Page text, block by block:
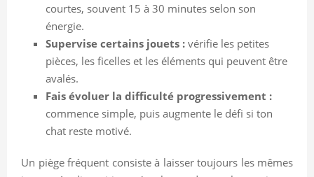
courtes, souvent 15 à 30 minutes selon son
énergie.
Supervise certains jouets : vérifie les petites
pièces, les ficelles et les éléments qui peuvent être
avalés.
Fais évoluer la difficulté progressivement :
commence simple, puis augmente le défi si ton
chat reste motivé.
Un piège fréquent consiste à laisser toujours les mêmes